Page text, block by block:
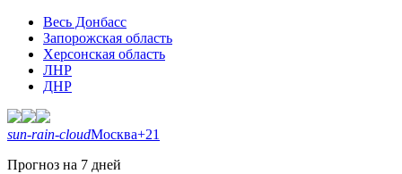
Весь Донбасс
Запорожская область
Херсонская область
ЛНР
ДНР
sun-rain-cloudМосква+21
Прогноз на 7 дней